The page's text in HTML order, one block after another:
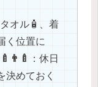
タオル🧴、着
く位置に
：休日
決めておく